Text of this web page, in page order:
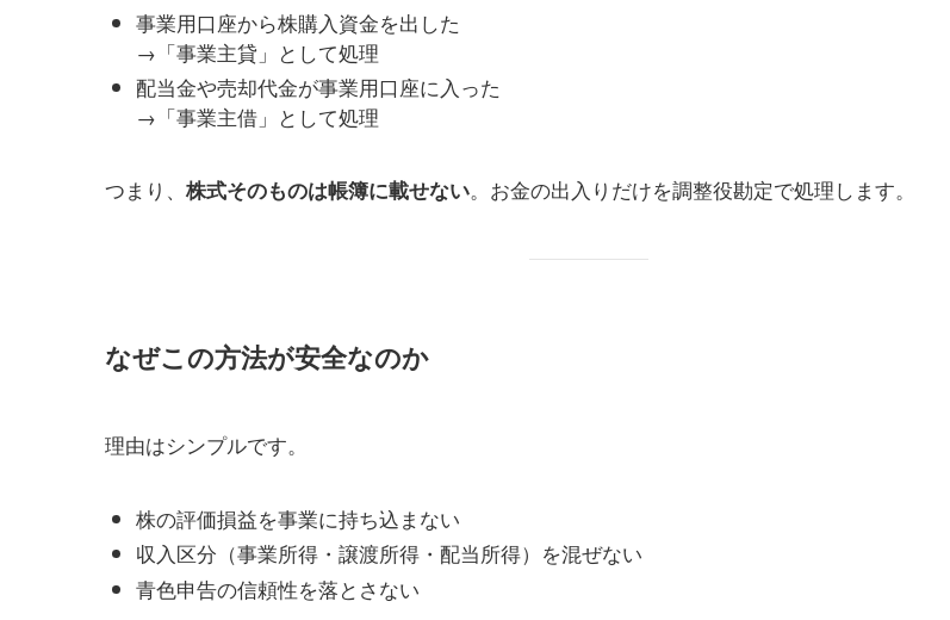
事業用口座から株購入資金を出した
→「事業主貸」として処理
配当金や売却代金が事業用口座に入った
→「事業主借」として処理
つまり、 株式そのものは帳簿に載せない。お金の出入りだけを調整役勘定で処理します。
なぜこの方法が安全なのか
理由はシンプルです。
株の評価損益を事業に持ち込まない
収入区分（事業所得・譲渡所得・配当所得）を混ぜない
青色申告の信頼性を落とさない